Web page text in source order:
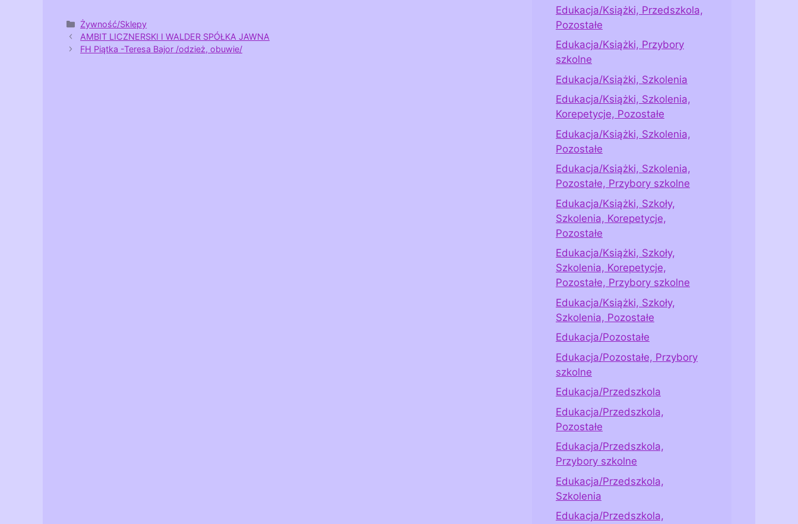
Kategorie
Żywność/Sklepy
AMBIT LICZNERSKI I WALDER SPÓŁKA JAWNA
FH Piątka -Teresa Bajor /odzież, obuwie/
Edukacja/Książki, Przedszkola,
Pozostałe
Edukacja/Książki, Przybory
szkolne
Edukacja/Książki, Szkolenia
Edukacja/Książki, Szkolenia,
Korepetycje, Pozostałe
Edukacja/Książki, Szkolenia,
Pozostałe
Edukacja/Książki, Szkolenia,
Pozostałe, Przybory szkolne
Edukacja/Książki, Szkoły,
Szkolenia, Korepetycje,
Pozostałe
Edukacja/Książki, Szkoły,
Szkolenia, Korepetycje,
Pozostałe, Przybory szkolne
Edukacja/Książki, Szkoły,
Szkolenia, Pozostałe
Edukacja/Pozostałe
Edukacja/Pozostałe, Przybory
szkolne
Edukacja/Przedszkola
Edukacja/Przedszkola,
Pozostałe
Edukacja/Przedszkola,
Przybory szkolne
Edukacja/Przedszkola,
Szkolenia
Edukacja/Przedszkola,